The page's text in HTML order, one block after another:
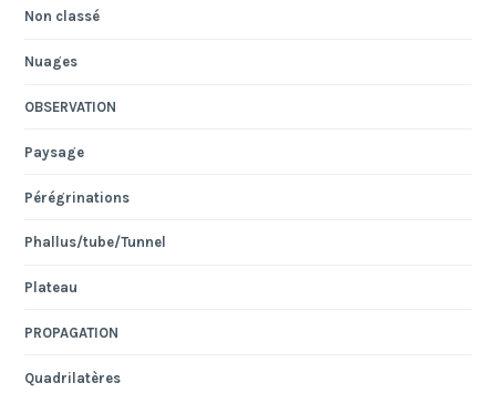
Non classé
Nuages
OBSERVATION
Paysage
Pérégrinations
Phallus/tube/Tunnel
Plateau
PROPAGATION
Quadrilatères